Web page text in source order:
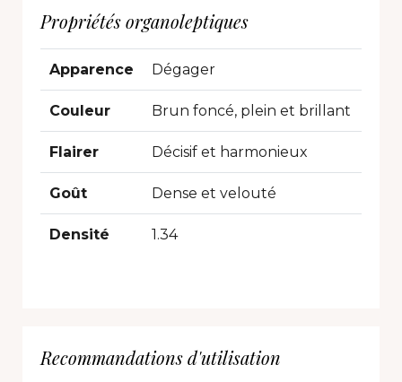
Propriétés organoleptiques
Apparence Dégager
Couleur Brun foncé, plein et brillant
Flairer Décisif et harmonieux
Goût Dense et velouté
Densité 1.34
Recommandations d'utilisation